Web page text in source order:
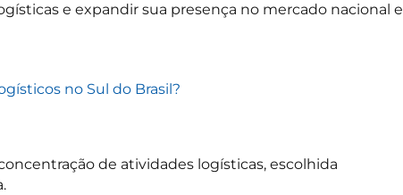
e expandir sua presença no mercado nacional e
no Sul do Brasil?
de atividades logísticas, escolhida